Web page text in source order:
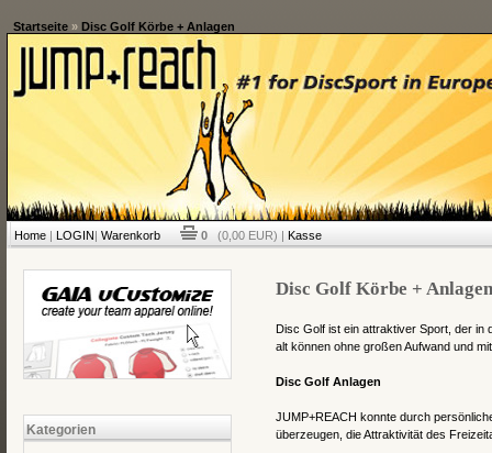
Startseite» Disc Golf Körbe + Anlagen
Home| LOGIN| Warenkorb 0 (0,00 EUR) | Kasse
Kategorien
Disc Golf Körbe + Anlagen
Disc Golf ist ein attraktiver Sport, der in
alt können ohne großen Aufwand und
Disc Golf Anlagen
JUMP+REACH konnte durch
überzeugen, die Attraktivität des